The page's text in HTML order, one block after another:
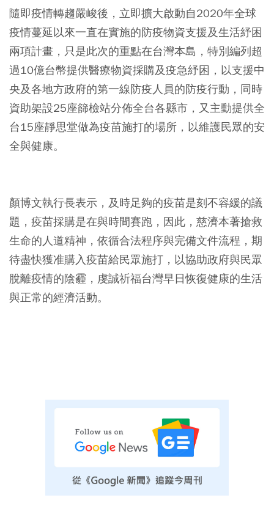
隨即疫情轉趨嚴峻後，立即擴大啟動自2020年全球
疫情蔓延以來一直在實施的防疫物資支援及生活紓困
兩項計畫，只是此次的重點在台灣本島，特別編列超
過10億台幣提供醫療物資採購及疫急紓困，以支援中
央及各地方政府的第一線防疫人員的防疫行動，同時
資助架設25座篩檢站分佈全台各縣市，又主動提供全
台15座靜思堂做為疫苗施打的場所，以維護民眾的安
全與健康。
顏博文執行長表示，及時足夠的疫苗是刻不容緩的議
題，疫苗採購是在與時間賽跑，因此，慈濟本著搶救
生命的人道精神，依循合法程序與完備文件流程，期
待盡快獲准購入疫苗給民眾施打，以協助政府與民眾
脫離疫情的陰霾，虔誠祈福台灣早日恢復健康的生活
與正常的經濟活動。